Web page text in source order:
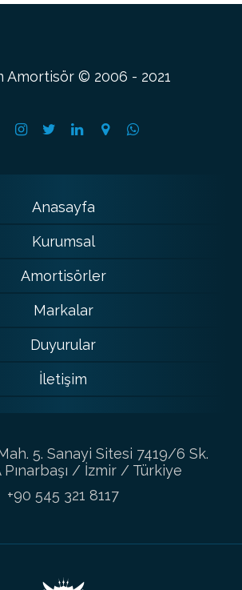
Amortisör © 2006 - 2021
Anasayfa
Kurumsal
Amortisörler
Markalar
Duyurular
İletişim
5. Sanayi Sitesi 7419/6 Sk.
/ İzmir / Türkiye
+90 545 321 8117